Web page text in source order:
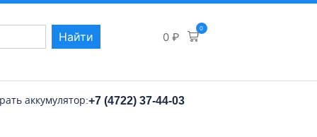
Найти 0 ₽
0
аккумулятор:+7 (4722) 37-44-03